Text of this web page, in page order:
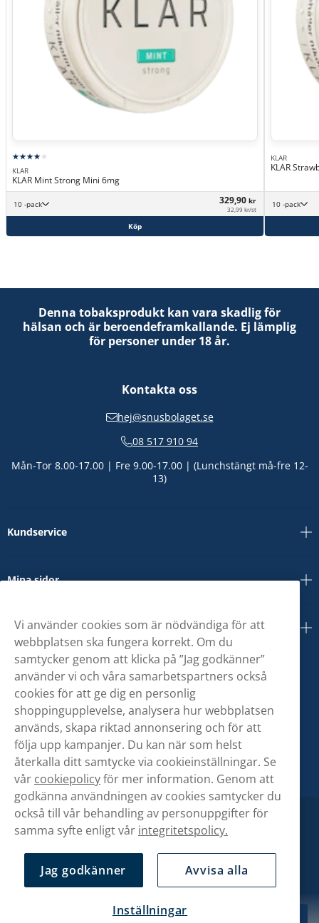
329,90 kr
KLAR
KLAR Mint Strong Mini 6mg
10 -pack 329,90 kr
32,99 kr/st
Köp
KLAR
KLAR
10 -pack
Denna tobaksprodukt kan vara skadlig för
hälsan och är beroendeframkallande. Ej lämplig
för personer under 18 år.
Kontakta oss
hej@snusbolaget.se
08 517 910 94
Mån-Tor 8.00-17.00 | Fre 9.00-17.00 | (Lunchstängt må-fre 12-
13)
Kundservice
Mina sidor
Om oss
Vi använder cookies som är nödvändiga för att
webbplatsen ska fungera korrekt. Om du
samtycker genom att klicka på ”Jag godkänner”
använder vi och våra samarbetspartners också
cookies för att ge dig en personlig
shoppingupplevelse, analysera hur webbplatsen
används, skapa riktad annonsering och för att
följa upp kampanjer. Du kan när som helst
återkalla ditt samtycke via cookieinställningar. Se
vår cookiepolicyför mer information. Genom att
godkänna användningen av cookies samtycker du
också till vår behandling av personuppgifter för
samma syfte enligt vår integritetspolicy.
Jag godkänner Avvisa alla
Inställningar